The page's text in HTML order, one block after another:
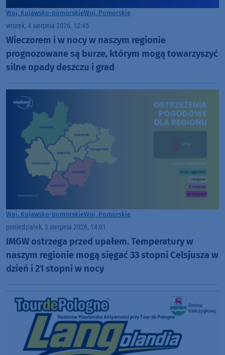
Woj. Kujawsko-pomorskieWoj. Pomorskie
wtorek, 4 sierpnia 2026, 12:45
Wieczorem i w nocy w naszym regionie
prognozowane są burze, którym mogą towarzyszyć
silne opady deszczu i grad
Woj. Kujawsko-pomorskieWoj. Pomorskie
poniedziałek, 3 sierpnia 2026, 14:01
IMGW ostrzega przed upałem. Temperatury w
naszym regionie mogą sięgać 33 stopni Celsjusza w
dzień i 21 stopni w nocy